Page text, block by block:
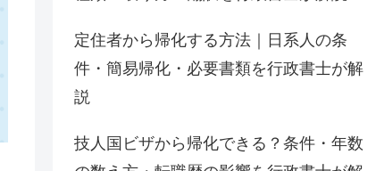
定住者から帰化する方法｜日系人の条
件・簡易帰化・必要書類を行政書士が解
説
技人国ビザから帰化できる？条件・年数